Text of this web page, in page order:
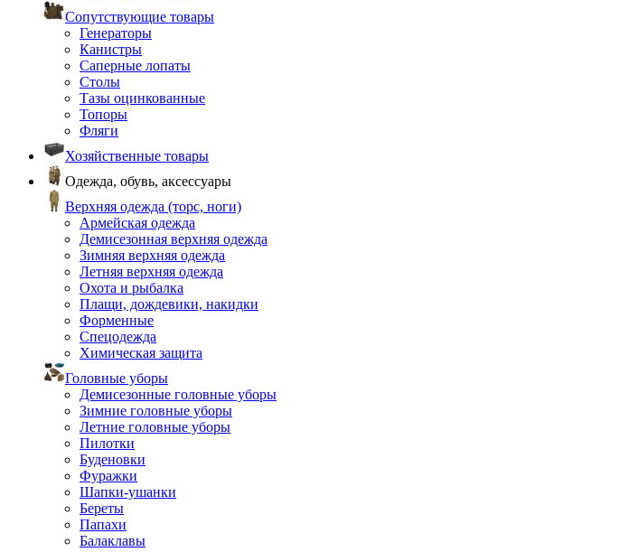
Сопутствующие товары
Генераторы
Канистры
Саперные лопаты
Столы
Тазы оцинкованные
Топоры
Фляги
Хозяйственные товары
Одежда, обувь, аксессуары
Верхняя одежда (торс, ноги)
Армейская одежда
Демисезонная верхняя одежда
Зимняя верхняя одежда
Летняя верхняя одежда
Охота и рыбалка
Плащи, дождевики, накидки
Форменные
Спецодежда
Химическая защита
Головные уборы
Демисезонные головные уборы
Зимние головные уборы
Летние головные уборы
Пилотки
Буденовки
Фуражки
Шапки-ушанки
Береты
Папахи
Балаклавы